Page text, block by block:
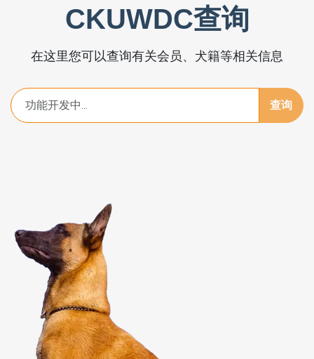
CKUWDC查询
在这里您可以查询有关会员、犬籍等相关信息
查询